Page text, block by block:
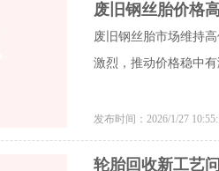
废旧钢丝胎价格
废旧钢丝胎市场维持
激烈，推动价格稳中
发布时间：2026/1/27
轮胎回收新工艺